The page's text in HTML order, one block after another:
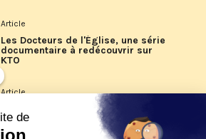
Article
Les Docteurs de l'Église, une série
documentaire à redécouvrir sur
KTO
Article
Les reportages d'été 2026 de KTO